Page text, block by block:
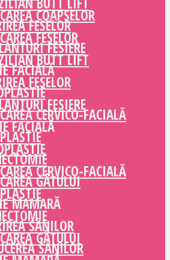
FESELOR
FESIERE
FACIALĂ
CERVICO-FACIALĂ
GÂTULUI
MAMARĂ
SÂNILOR
SÂNILOR
COAPSELOR
FESELOR
BUTT LIFT
FESELOR
FESIERE
FACIALĂ
CERVICO-FACIALĂ
GÂTULUI